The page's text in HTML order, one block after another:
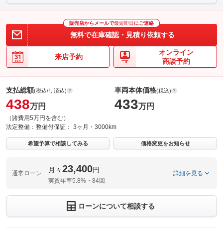
販売店からメールで最短即日 にご連絡
無料で在庫確認・見積り依頼する
来店予約
オンライン
商談予約
支払総額(税込/リ済込)
438万円
（諸費用5万円を含む）
車両本体価格(税込)
433万円
法定整備： 整備付保証： 3ヶ月・3000km
希望予算で相談してみる 価格変更をお知らせ
通常ローン 月々23,400円
実質年率5.8%・84回
詳細を見る
ローンについて相談する